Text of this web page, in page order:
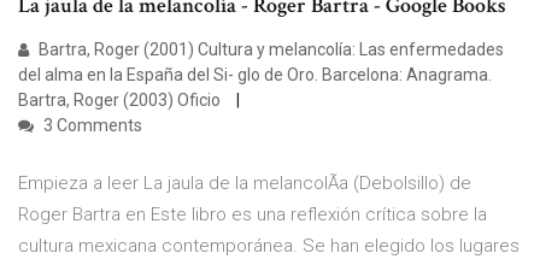
La jaula de la melancolía - Roger Bartra - Google Books
Bartra, Roger (2001) Cultura y melancolía: Las enfermedades
del alma en la España del Si- glo de Oro. Barcelona: Anagrama.
Bartra, Roger (2003) Oficio
3 Comments
Empieza a leer La jaula de la melancolÃ­a (Debolsillo) de
Roger Bartra en Este libro es una reflexión crítica sobre la
cultura mexicana contemporánea. Se han elegido los lugares